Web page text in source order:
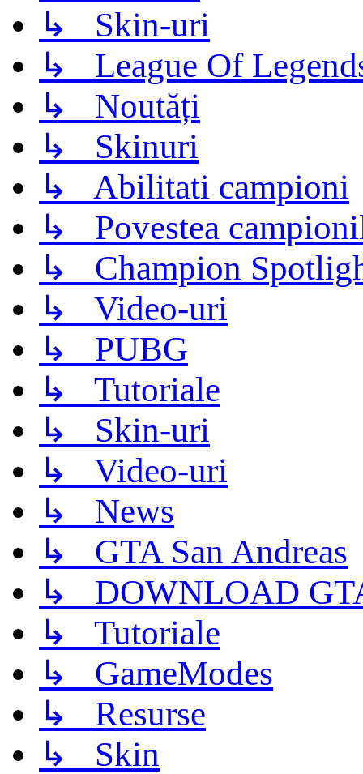
↳ Skin-uri
↳ League Of
↳ Noutăți
↳ Skinuri
↳ Abilitati campioni
↳ Povestea
↳ Champion
↳ Video-uri
↳ PUBG
↳ Tutoriale
↳ Skin-uri
↳ Video-uri
↳ News
↳ GTA San Andreas
↳ DOWNLOAD
↳ Tutoriale
↳ GameModes
↳ Resurse
↳ Skin